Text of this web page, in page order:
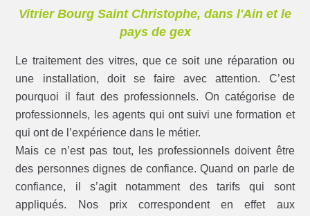
Vitrier Bourg Saint Christophe, dans l'Ain et le
pays de gex
Le traitement des vitres, que ce soit une réparation ou
une installation, doit se faire avec attention. C’est
pourquoi il faut des professionnels. On catégorise de
professionnels, les agents qui ont suivi une formation et
qui ont de l’expérience dans le métier.
Mais ce n’est pas tout, les professionnels doivent être
des personnes dignes de confiance. Quand on parle de
confiance, il s’agit notamment des tarifs qui sont
appliqués. Nos prix correspondent en effet aux